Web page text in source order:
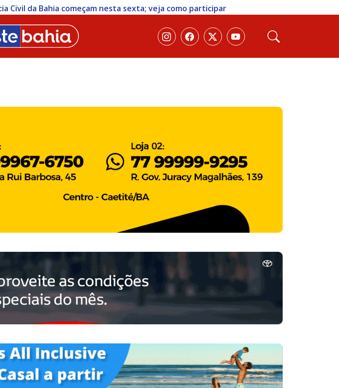
Civil da Bahia começam nesta sexta; veja como participar